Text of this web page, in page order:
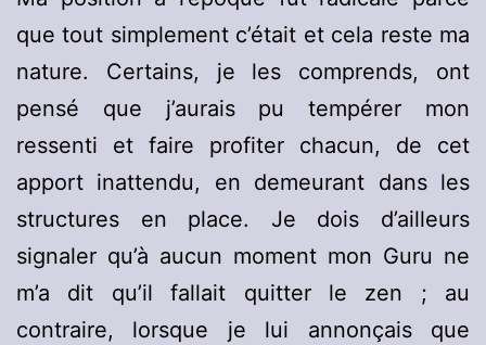
que tout simplement c’était et cela reste ma
nature. Certains, je les comprends, ont
pensé que j’aurais pu tempérer mon
ressenti et faire profiter chacun, de cet
apport inattendu, en demeurant dans les
structures en place. Je dois d’ailleurs
signaler qu’à aucun moment mon Guru ne
m’a dit qu’il fallait quitter le zen ; au
contraire, lorsque je lui annonçais que